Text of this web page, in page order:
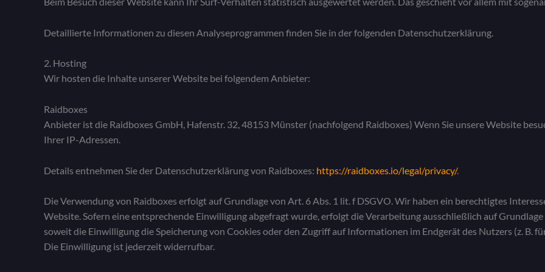
Detaillierte Informationen zu diesen Analyseprogrammen finden Sie in der folgenden Datenschutzerklärung.
2. Hosting
Wir hosten die Inhalte unserer Website bei folgendem Anbieter:
Raidboxes
Anbieter ist die Raidboxes GmbH, Hafenstr. 32, 48153 Münster (nachfolgend Raidboxes) Wenn Sie unsere Website
Ihrer IP-Adressen.
Details entnehmen Sie der Datenschutzerklärung von Raidboxes: https://raidboxes.io/legal/privacy/.
Die Verwendung von Raidboxes erfolgt auf Grundlage von Art. 6 Abs. 1 lit. f DSGVO. Wir haben ein berechtigtes
Website. Sofern eine entsprechende Einwilligung abgefragt wurde, erfolgt die Verarbeitung ausschließlich auf
soweit die Einwilligung die Speicherung von Cookies oder den Zugriff auf Informationen im Endgerät des Nutzers (z. B.
Die Einwilligung ist jederzeit widerrufbar.